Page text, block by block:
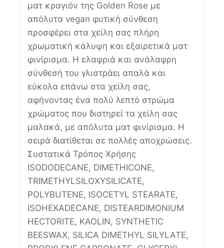
ματ κραγιόν της Golden Rose με
απόλυτα vegan φυτική σύνθεση
προσφέρει στα χείλη σας πλήρη
χρωματική κάλυψη και εξαιρετικά ματ
φινίρισμα. Η ελαφριά και ανάλαφρη
σύνθεσή του γλιστράει απαλά και
εύκολα επάνω στα χείλη σας,
αφήνοντας ένα πολύ λεπτό στρώμα
χρώματος που διατηρεί τα χείλη σας
μαλακά, με απόλυτα ματ φινίρισμα. Η
σειρά διατίθεται σε πολλές αποχρώσεις.
Συστατικά Τρόπος Χρήσης
ISODODECANE, DIMETHICONE,
TRIMETHYLSILOXYSILICATE,
POLYBUTENE, ISOCETYL STEARATE,
ISOHEXADECANE, DISTEARDIMONIUM
HECTORITE, KAOLIN, SYNTHETIC
BEESWAX, SILICA DIMETHYL SILYLATE,